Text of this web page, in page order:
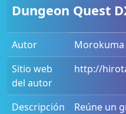
Dungeon Quest
Autor
Morokuma
Sitio web
del autor
http://
Descripción
Reúne un